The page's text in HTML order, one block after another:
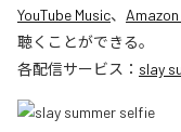
YouTube Music、
聴くことができる。
各配信サービス： slay